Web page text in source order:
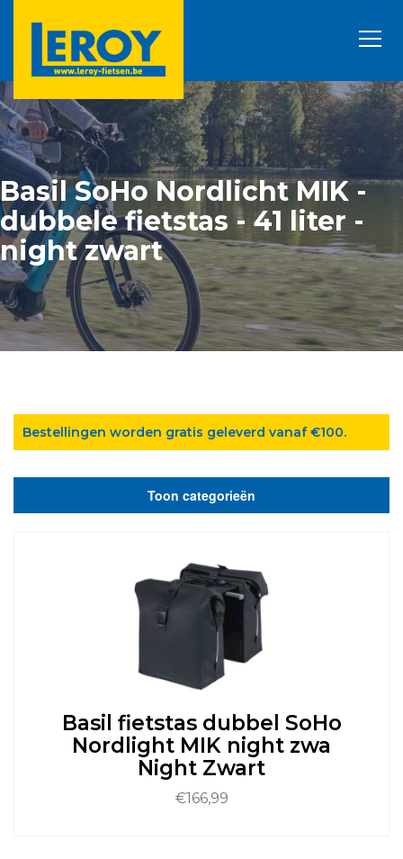
Basil SoHo Nordlicht MIK -
dubbele fietstas - 41 liter -
night zwart
Bestellingen worden gratis geleverd vanaf €100.
Toon categorieën
Basil fietstas dubbel SoHo
Nordlight MIK night zwa
Night Zwart
€166,99